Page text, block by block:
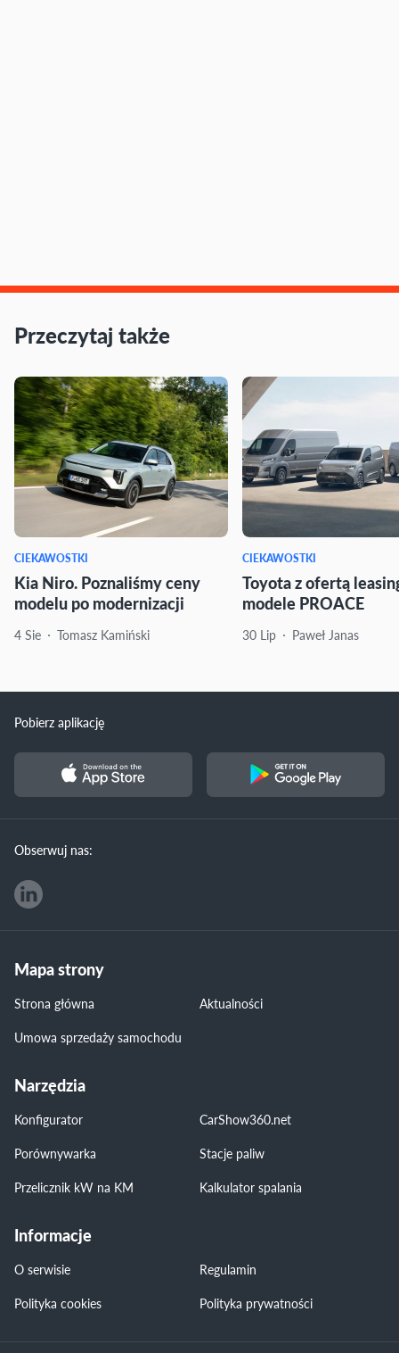
Przeczytaj także
CIEKAWOSTKI
Kia Niro. Poznaliśmy ceny
modelu po modernizacji
4 Sie Tomasz Kamiński
CIEKAWOSTKI
Toyota z ofertą
modele PROACE
30 Lip Paweł Janas
Pobierz aplikację
Obserwuj nas:
Mapa strony
Strona główna
Aktualności
Umowa sprzedaży samochodu
Narzędzia
Konfigurator
CarShow360.net
Porównywarka
Stacje paliw
Przelicznik kW na KM
Kalkulator spalania
Informacje
O serwisie
Regulamin
Polityka cookies
Polityka prywatności